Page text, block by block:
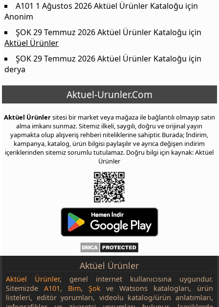
A101 1 Ağustos 2026 Aktüel Ürünler Kataloğu için
Anonim
ŞOK 29 Temmuz 2026 Aktüel Ürünler Kataloğu için
Aktüel Ürünler
ŞOK 29 Temmuz 2026 Aktüel Ürünler Kataloğu için
derya
Aktuel-Urunler.Com
Aktüel Ürünlersitesi bir market veya mağaza ile bağlantılı olmayıp satın
alma imkanı sunmaz. Sitemiz ilkeli, saygılı, doğru ve orijinal yayın
yapmakta olup alışveriş rehberi niteliklerine sahiptir. Burada; İndirim,
kampanya, katalog, ürün bilgisi paylaşılır ve ayrıca değişen indirim
içeriklerinden sitemiz sorumlu tutulamaz. Doğru bilgi için kaynak: Aktüel
Ürünler
Aktüel Ürünler
Aktüel Ürünler, genel internet kullanıcısına uygundur.
SitemizdeA101, Bim, Şokve Watsons katalogları, ürün
listeleri, editör yorumları, videolu katalog/ürün anlatımları,